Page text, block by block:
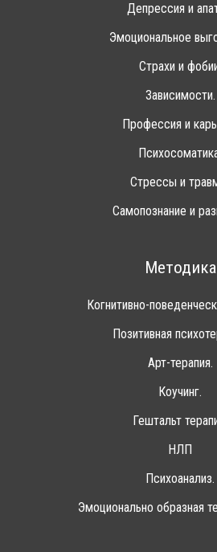
Депрессия и
Эмоциональное
Страхи и
Зависимости.
Профессия и
Стрессы и
Самопознание и
Методика
Когнитивно-
Позитивная
Арт-терапия.
Коучинг.
Гештальт
НЛП
Психоанализ.
Эмоционально образная